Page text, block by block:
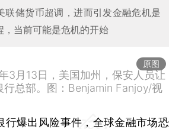
联储货币超调，进而引发金融危机是
，当前可能是危机的开始
原图
3月13日，美国加州，保安人员让
行总部。图：Benjamin Fanjoy/视
爆出风险事件，全球金融市场恐